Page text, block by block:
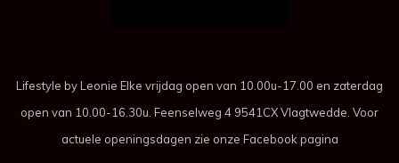
Lifestyle by Leonie Elke vrijdag open van 10.00u-17.00 en zaterdag
open van 10.00-16.30u. Feenselweg 4 9541CX Vlagtwedde. Voor
actuele openingsdagen zie onze Facebook pagina